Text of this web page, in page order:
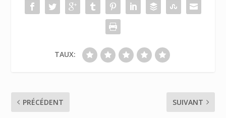
TAUX:
PRÉCÉDENT SUIVANT